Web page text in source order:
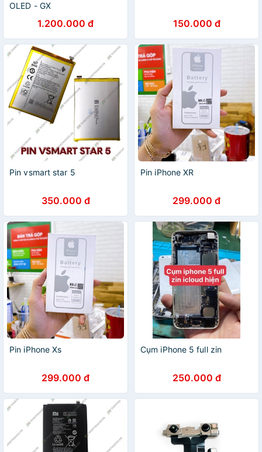
OLED - GX
1.200.000 đ 150.000 đ
Pin vsmart star 5
350.000 đ
Pin iPhone XR
299.000 đ
Pin iPhone Xs
299.000 đ
Cụm iPhone 5 full zin
250.000 đ